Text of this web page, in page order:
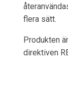
flera sätt.
Produkten
direktiven